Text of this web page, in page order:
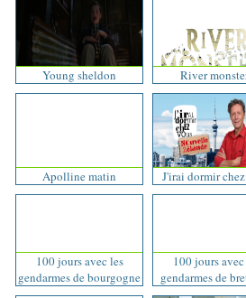
Young sheldon River
Apolline matin J'irai dormir
100 jours avec les
gendarmes de bourgogne
100 jours
gendarmes de